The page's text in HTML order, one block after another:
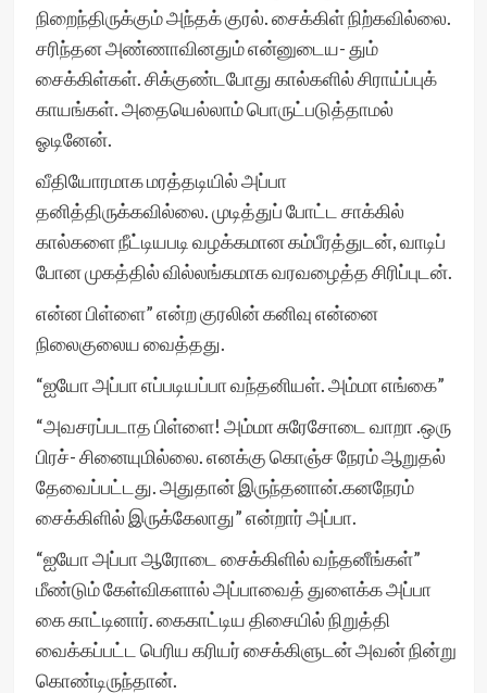
நிறைந்திருக்கும் அந்தக் குரல். சைக்கிள் நிற்கவில்லை.
சரிந்தன அண்ணாவினதும் என்னுடைய- தும்
சைக்கிள்கள். சிக்குண்டபோது கால்களில் சிராய்ப்புக்
காயங்கள். அதையெல்லாம் பொருட்படுத்தாமல்
ஓடினேன்.
வீதியோரமாக மரத்தடியில் அப்பா
தனித்திருக்கவில்லை. முடித்துப் போட்ட சாக்கில்
கால்களை நீட்டியபடி வழக்கமான கம்பீரத்துடன், வாடிப்
போன முகத்தில் வில்லங்கமாக வரவழைத்த சிரிப்புடன்.
என்ன பிள்ளை” என்ற குரலின் கனிவு என்னை
நிலைகுலைய வைத்தது.
“ஐயோ அப்பா எப்படியப்பா வந்தனியள். அம்மா எங்கை”
“அவசரப்படாத பிள்ளை! அம்மா சுரேசோடை வாறா .ஒரு
பிரச்- சினையுமில்லை. எனக்கு கொஞ்ச நேரம் ஆறுதல்
தேவைப்பட்டது. அதுதான் இருந்தனான்.கனநேரம்
சைக்கிளில் இருக்கேலாது” என்றார் அப்பா.
“ஐயோ அப்பா ஆரோடை சைக்கிளில் வந்தனீங்கள்”
மீண்டும் கேள்விகளால் அப்பாவைத் துளைக்க அப்பா
கை காட்டினார். கைகாட்டிய திசையில் நிறுத்தி
வைக்கப்பட்ட பெரிய கரியர் சைக்கிளுடன் அவன் நின்று
கொண்டிருந்தான்.